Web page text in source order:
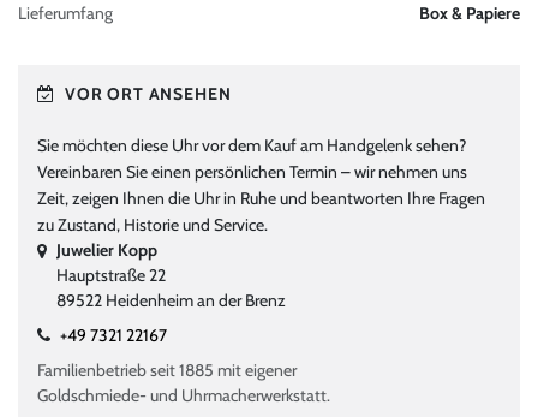
Lieferumfang Box & Papiere
VOR ORT ANSEHEN
Sie möchten diese Uhr vor dem Kauf am Handgelenk sehen?
Vereinbaren Sie einen persönlichen Termin – wir nehmen uns
Zeit, zeigen Ihnen die Uhr in Ruhe und beantworten Ihre Fragen
zu Zustand, Historie und Service.
Juwelier Kopp
Hauptstraße 22
89522 Heidenheim an der Brenz
+49 7321 22167
Familienbetrieb seit 1885 mit eigener
Goldschmiede- und Uhrmacherwerkstatt.